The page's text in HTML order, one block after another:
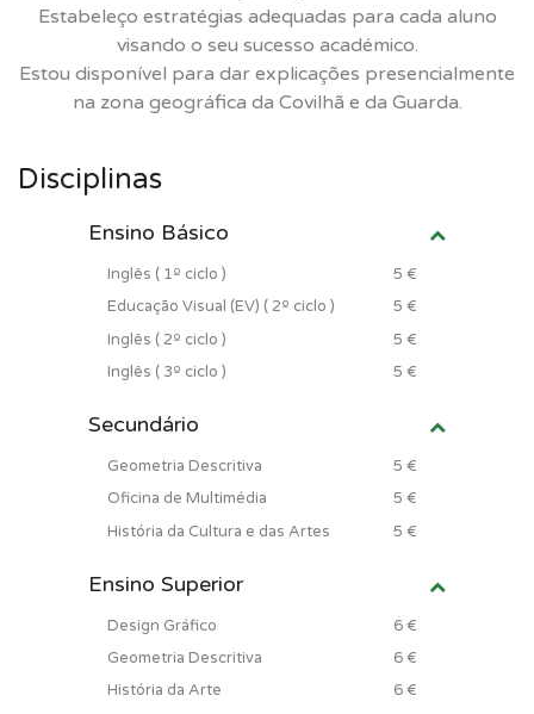
Estabeleço estratégias adequadas para cada aluno
visando o seu sucesso académico.
Estou disponível para dar explicações presencialmente
na zona geográfica da Covilhã e da Guarda.
Disciplinas
Ensino Básico
Inglês ( 1º ciclo )
5 €
Educação Visual (EV) ( 2º ciclo )
5 €
Inglês ( 2º ciclo )
5 €
Inglês ( 3º ciclo )
5 €
Secundário
Geometria Descritiva
5 €
Oficina de Multimédia
5 €
História da Cultura e das Artes
5 €
Ensino Superior
Design Gráfico
6 €
Geometria Descritiva
6 €
História da Arte
6 €